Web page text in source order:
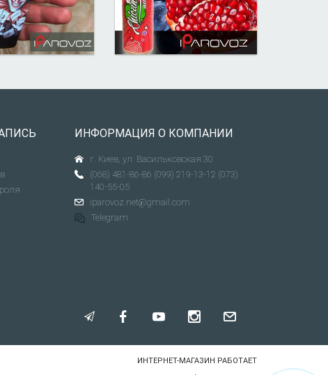
ИНФОРМАЦИЯ О КОМПАНИИ
г. Киев, ул. Васильковская 30
(068) 481-86-86 (099) 219-13-12 (073)
140-55-05
iparovoz.net@gmail.com
Telegram
ИНТЕРНЕТ-МАГАЗИН РАБОТАЕТ